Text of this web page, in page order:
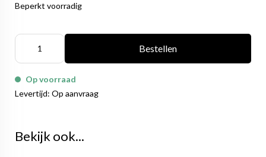
Beperkt voorradig
Bestellen
Op voorraad
Levertijd: Op aanvraag
Bekijk ook...